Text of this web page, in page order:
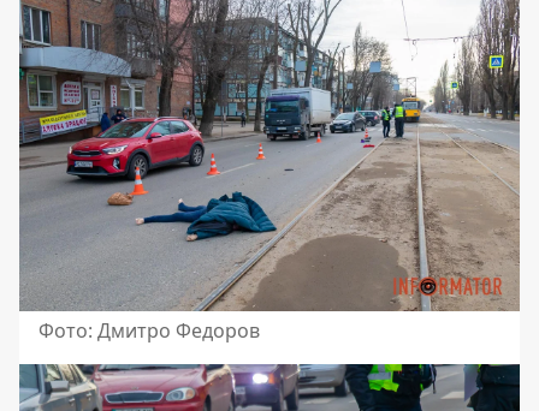
Фото: Дмитро Федоров